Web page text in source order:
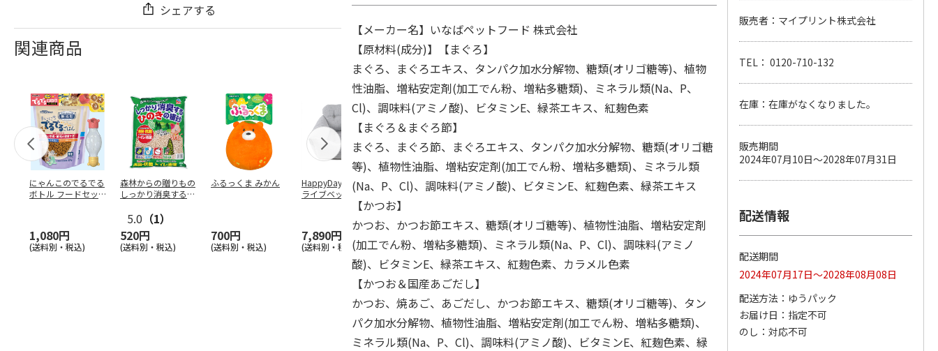
シェアする
関連商品
にゃんこのでるでる
ボトル フードセッ
1,080円
(送料別・税込)
森林からの贈りもの
しっかり消臭するひ
5.0 （1）
520円
(送料別・税込)
ふるっくま みかん
700円
(送料別・税込)
HappyDays 2wayド
ライブベッド グレ
7,890円
(送料別・税込)
獣医師開発 ニオイ
をとる砂専用 猫ト
イレ ナチュラルグ
1,550円
(送料別・税込)
デオトイレ 飛び散
らない消臭・抗菌サ
1,320円
(送料別・税込)
無添加良品 カムカ
ムデンタルコーン
470円
(送料別・税込)
銀のスプーン パウ
チ 健康に育つ子ね
120円
(送料別・税込)
ペット線香 虹のか
590円
CIAO 香り立つクラ
380円
【メーカー名】いなばペットフード 株式会社
【原材料(成分)】【まぐろ】
まぐろ、まぐろエキス、タンパク加水分解物、糖類(オリゴ糖等)、植物
性油脂、増粘安定剤(加工でん粉、増粘多糖類)、ミネラル類(Na、P、
Cl)、調味料(アミノ酸)、ビタミンE、緑茶エキス、紅麹色素
【まぐろ＆まぐろ節】
まぐろ、まぐろ節、まぐろエキス、タンパク加水分解物、糖類(オリゴ糖
等)、植物性油脂、増粘安定剤(加工でん粉、増粘多糖類)、ミネラル類
(Na、P、Cl)、調味料(アミノ酸)、ビタミンE、紅麹色素、緑茶エキス
【かつお】
かつお、かつお節エキス、糖類(オリゴ糖等)、植物性油脂、増粘安定剤
(加工でん粉、増粘多糖類)、ミネラル類(Na、P、Cl)、調味料(アミノ
酸)、ビタミンE、緑茶エキス、紅麹色素、カラメル色素
【かつお＆国産あごだし】
かつお、焼あご、あごだし、かつお節エキス、糖類(オリゴ糖等)、タン
パク加水分解物、植物性油脂、増粘安定剤(加工でん粉、増粘多糖類)、
ミネラル類(Na、P、Cl)、調味料(アミノ酸)、ビタミンE、紅麹色素、緑
販売者：マイプリント株式会社
TEL： 0120-710-132
在庫：在庫がなくなりました。
販売期間
2024年07月10日～2028年07月31日
配送情報
配送期間
2024年07月17日～2028年08月08日
配送方法
ゆうパック
お届け日
指定不可
のし
対応不可